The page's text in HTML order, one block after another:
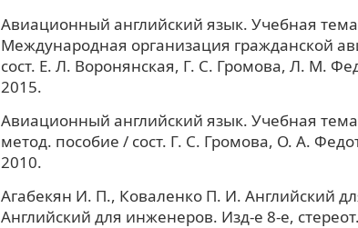
Авиационный английский язык. Учебная
Международная организация гражданской
сост. Е. Л. Воронянская, Г. С. Громова, Л. М.
2015.
Авиационный английский язык. Учебная тема
метод. пособие / сост. Г. С. Громова, О. А.
2010.
Агабекян И. П., Коваленко П. И. Английский
Английский для инженеров. Изд-е 8-е,